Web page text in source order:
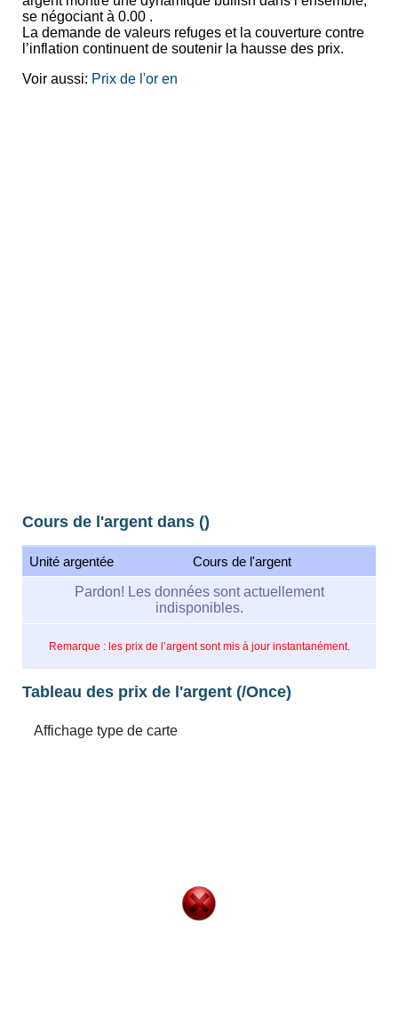
se négociant à 0.00 .
La demande de valeurs refuges et la couverture contre
l’inflation continuent de soutenir la hausse des prix.
Voir aussi: Prix de l'or en
Cours de l'argent dans ()
Unité argentée Cours de l'argent
Remarque : les prix de l’argent sont mis à jour instantanément.
Pardon! Les données sont actuellement
indisponibles.
Tableau des prix de l'argent (/Once)